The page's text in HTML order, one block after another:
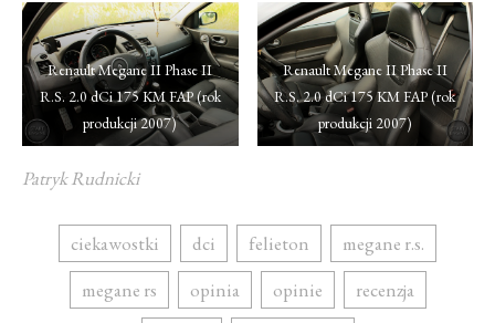
Renault Megane II Phase II
R.S. 2.0 dCi 175 KM FAP (rok
produkcji 2007)
Renault Megane II Phase II
R.S. 2.0 dCi 175 KM FAP (rok
produkcji 2007)
Patryk Rudnicki
ciekawostki dci felieton
megane r.s.
megane rs
opinia opinie
recenzja